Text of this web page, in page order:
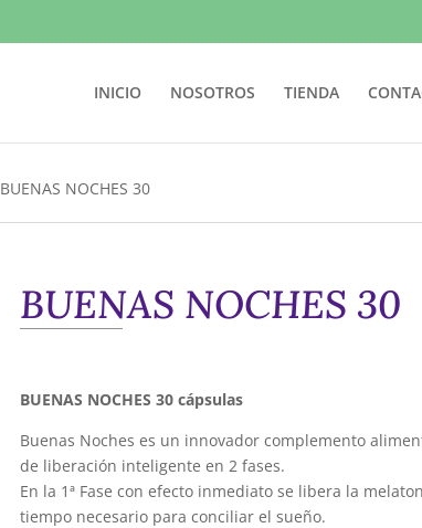
INICIO NOSOTROS TIENDA
BUENAS NOCHES 30
BUENAS NOCHES 30
BUENAS NOCHES 30 cápsulas
Buenas Noches es un innovador complemento
de liberación inteligente en 2 fases.
En la 1ª Fase con efecto inmediato se libera la
tiempo necesario para conciliar el sueño.